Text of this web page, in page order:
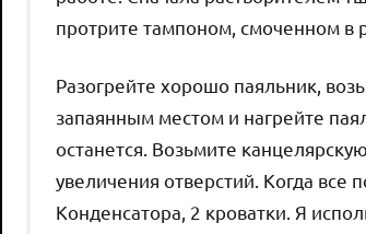
протрите тампоном, смоченном в
Разогрейте хорошо паяльник,
запаянным местом и нагрейте
останется. Возьмите
увеличения отверстий. Когда все
Конденсатора, 2 кроватки. Я